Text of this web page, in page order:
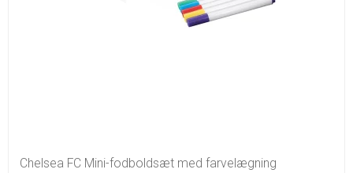
Chelsea FC Mini-fodboldsæt med farvelægning